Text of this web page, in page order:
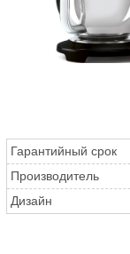
Гарантийный срок
Производитель
Дизайн